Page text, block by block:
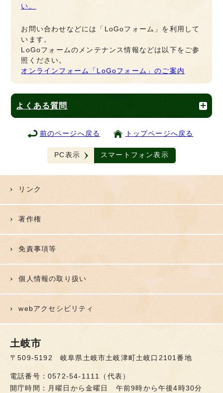
い。
お問い合わせなどには「LoGoフォーム」を利用して
います。
LoGoフォームのメンテナンス情報などは以下をご参
照ください。
オンラインフォーム「LoGoフォーム」のご案内
よくある質問
前のページへ戻る トップページへ戻る
PC表示 スマートフォン表示
リンク
著作権
免責事項等
個人情報の取り扱い
webアクセシビリティ
土岐市
〒509-5192 岐阜県土岐市土岐津町土岐口2101番地
電話番号：0572-54-1111（代表）
開庁時間：月曜日から金曜日 午前9時から午後4時30分